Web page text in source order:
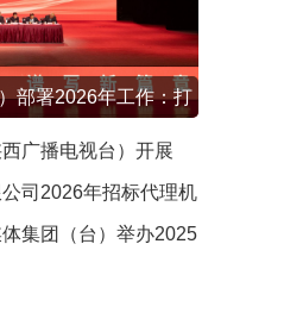
部署2026年工作：打
新篇章
广播电视台）开展
司2026年招标代理机
集团（台）举办2025